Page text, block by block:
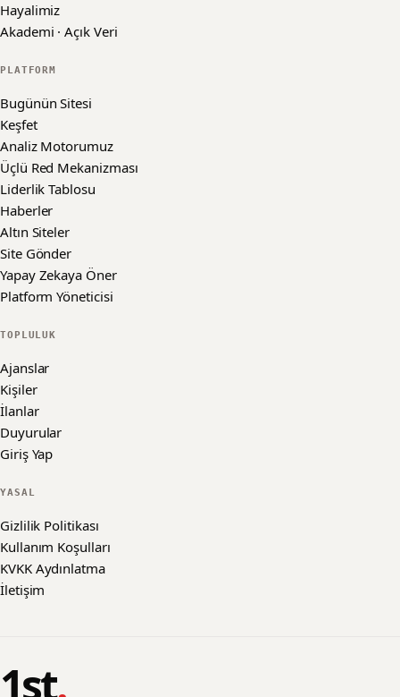
Hayalimiz
Akademi · Açık Veri
PLATFORM
Bugünün Sitesi
Keşfet
Analiz Motorumuz
Üçlü Red Mekanizması
Liderlik Tablosu
Haberler
Altın Siteler
Site Gönder
Yapay Zekaya Öner
Platform Yöneticisi
TOPLULUK
Ajanslar
Kişiler
İlanlar
Duyurular
Giriş Yap
YASAL
Gizlilik Politikası
Kullanım Koşulları
KVKK Aydınlatma
İletişim
1st.